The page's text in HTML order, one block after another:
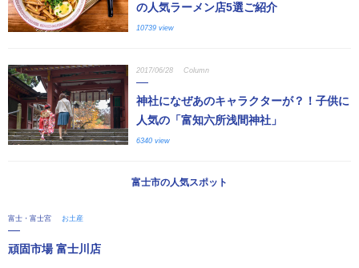
の人気ラーメン店5選ご紹介
10739 view
2017/06/28 Column
神社になぜあのキャラクターが？！子供に
人気の「富知六所浅間神社」
6340 view
富士市の人気スポット
富士・富士宮 お土産
頑固市場 富士川店